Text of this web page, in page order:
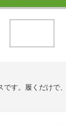
す。履くだけで